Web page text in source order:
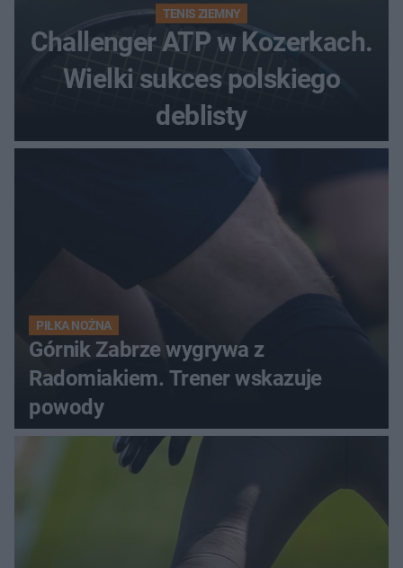
TENIS ZIEMNY
Challenger ATP w Kozerkach.
Wielki sukces polskiego
deblisty
PIŁKA NOŻNA
Górnik Zabrze wygrywa z
Radomiakiem. Trener wskazuje
powody